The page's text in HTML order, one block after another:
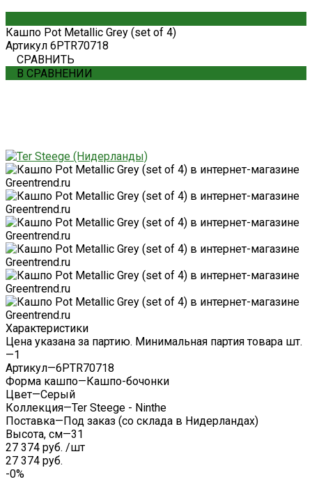
Кашпо Pot Metallic Grey (set of 4)
Артикул 6PTR70718
СРАВНИТЬ
В СРАВНЕНИИ
Характеристики
Цена указана за партию. Минимальная партия товара шт.
—1
Артикул—6PTR70718
Форма кашпо—Кашпо-бочонки
Цвет—Серый
Коллекция—Ter Steege - Ninthe
Поставка—Под заказ (со склада в Нидерландах)
Высота, см—31
27 374 руб. /шт
27 374 руб.
-0%